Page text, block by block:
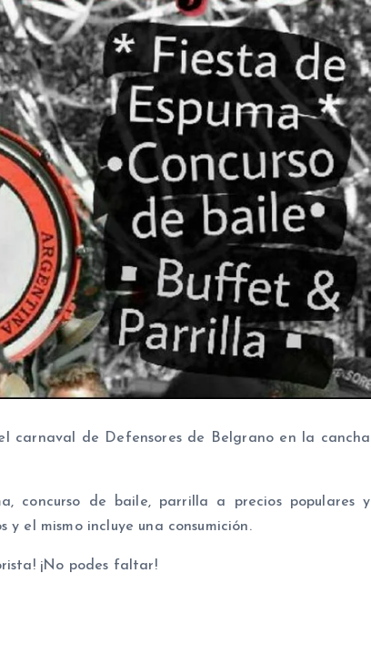
carnaval de Defensores de Belgrano en la cancha
concurso de baile, parrilla a precios populares y
y el mismo incluye una consumición.
¡No podes faltar!